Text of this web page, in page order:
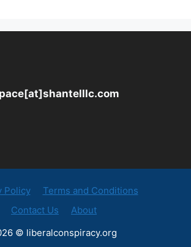
Policy
Terms and Conditions
Contact Us
About
© liberalconspiracy.org